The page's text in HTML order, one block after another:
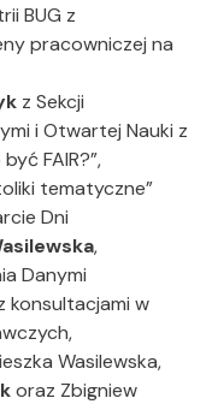
BUG z
pracowniczej na
z Sekcji
i Otwartej Nauki z
FAIR?”,
tematyczne”
Dni
,
Danymi
konsultacjami w
Wasilewska,
oraz Zbigniew